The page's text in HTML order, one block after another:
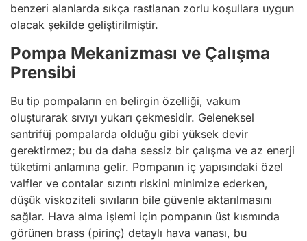
benzeri alanlarda sıkça rastlanan zorlu koşullara uygun
olacak şekilde geliştirilmiştir.
Pompa Mekanizması ve Çalışma
Prensibi
Bu tip pompaların en belirgin özelliği, vakum
oluşturarak sıvıyı yukarı çekmesidir. Geleneksel
santrifüj pompalarda olduğu gibi yüksek devir
gerektirmez; bu da daha sessiz bir çalışma ve az enerji
tüketimi anlamına gelir. Pompanın iç yapısındaki özel
valfler ve contalar sızıntı riskini minimize ederken,
düşük viskoziteli sıvıların bile güvenle aktarılmasını
sağlar. Hava alma işlemi için pompanın üst kısmında
görünen brass (pirinç) detaylı hava vanası, bu